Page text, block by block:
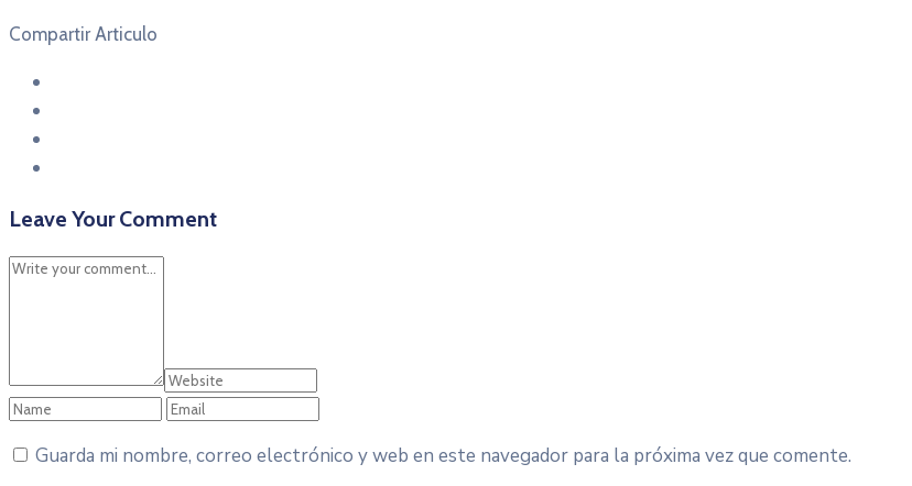
Compartir Articulo
Leave Your Comment
Guarda mi nombre, correo electrónico y web en este navegador para la próxima vez que comente.